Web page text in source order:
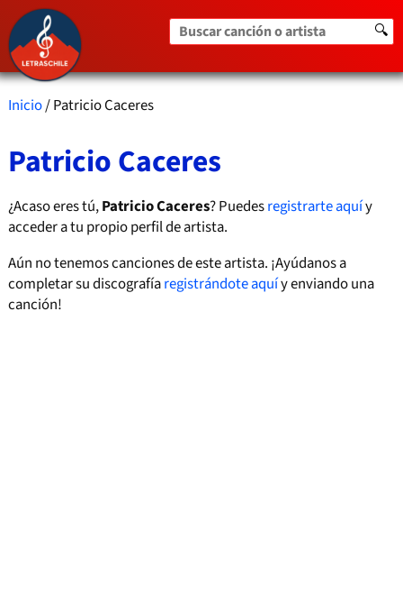
Buscar canción o artista 🔍
Inicio/ Patricio Caceres
Patricio Caceres
¿Acaso eres tú,Patricio Caceres? Puedesregistrarte aquíy
acceder a tu propio perfil de artista.
Aún no tenemos canciones de este artista. ¡Ayúdanos a
completar su discografíaregistrándote aquíy enviando una
canción!